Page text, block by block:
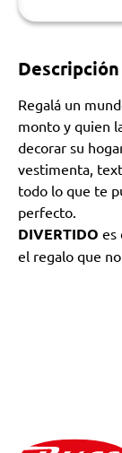
Regalá un
monto y quien
decorar su
vestimenta,
todo lo que te
perfecto.
DIVERTIDO es
el regalo que